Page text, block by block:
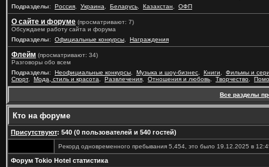
Подразделы: Россия Украина Беларусь Казахстан ОФП
О сайте и форуме (просматривают: 7)
Обсуждаем работу сайта и форума
Подразделы: Официальные конкурсы Награждения
Флейм (просматривают: 34)
Разговоры обо всем
Подразделы: Неофициальные конкурсы Музыка и шоу-бизнес Книги
Фильмы и
Спорт, Мода, стиль и красота Развлечения Отношения и любовь Творчество
Все разделы
Кто на форуме
Присутствуют: 540 (0 пользователей и 540 гостей)
Рекорд одновременного пребывания 5,454, это было 19.12.2025 в
Форум Tokio Hotel статистика